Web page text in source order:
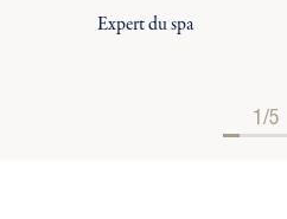
Expert du spa
1/5